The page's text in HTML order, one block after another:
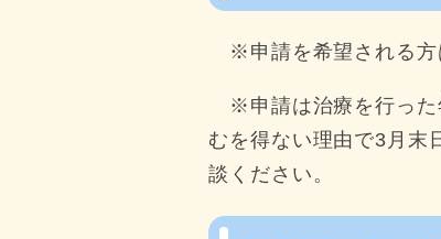
※申請を希望される方
※申請は治療を行った
むを得ない理由で3月末
談ください。